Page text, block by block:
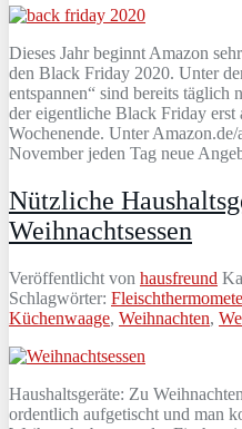
Dieses Jahr beginnt Amazon
den Black Friday 2020. Unter
entspannen“ sind bereits täglich
der eigentliche Black Friday erst
Wochenende. Unter
November jeden Tag neue
Nützliche
Weihnachtsessen
Veröffentlicht von hausfreund
Schlagwörter:
Küchenwaage, Weihnachten,
Haushaltsgeräte: Zu
ordentlich aufgetischt und man